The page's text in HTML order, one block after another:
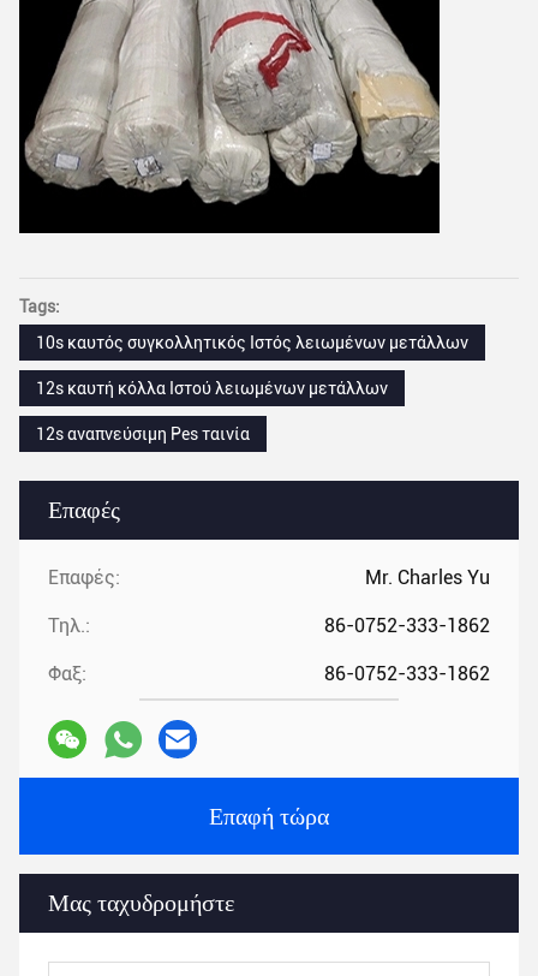
Επαφές
Επαφές: Mr. Charles Yu
Τηλ.: 86-0752-333-1862
Φαξ: 86-0752-333-1862
Επαφή τώρα
Μας ταχυδρομήστε
Tags:
10s καυτός συγκολλητικός Ιστός λειωμένων μετάλλων
12s καυτή κόλλα Ιστού λειωμένων μετάλλων
12s αναπνεύσιμη Pes ταινία